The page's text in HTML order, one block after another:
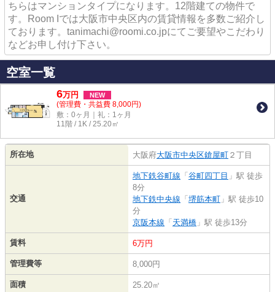
ちらはマンションタイプになります。12階建ての物件で
す。Room Iでは大阪市中央区内の賃貸情報を多数ご紹介し
ております。tanimachi@roomi.co.jpにてご要望やこだわり
などお申し付け下さい。
空室一覧
6万円 NEW
(管理費・共益費 8,000円)
敷：0ヶ月｜礼：1ヶ月
11階 / 1K / 25.20㎡
所在地 大阪府大阪市中央区鎗屋町 ２丁目
交通
地下鉄谷町線 「 谷町四丁目 」駅 徒歩
8分
地下鉄中央線 「 堺筋本町 」駅 徒歩10
分
京阪本線 「 天満橋 」駅 徒歩13分
賃料 6万円
管理費等 8,000円
面積 25.20㎡